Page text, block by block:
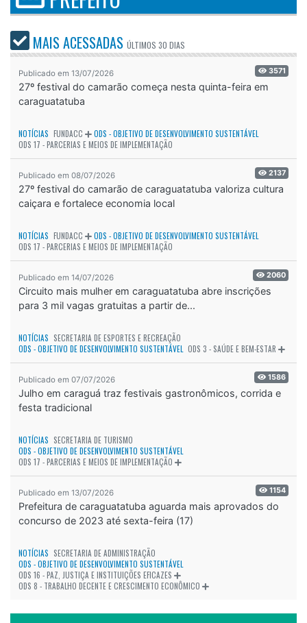
MAIS ACESSADAS ÚLTIMOS 30 DIAS
Publicado em 13/07/2026 3571
27º festival do camarão começa nesta quinta-feira em
caraguatatuba
NOTÍCIAS FUNDACC
ODS - OBJETIVO DE DESENVOLVIMENTO SUSTENTÁVEL
ODS 17 - PARCERIAS E MEIOS DE IMPLEMENTAÇÃO
Publicado em 08/07/2026 2137
27º festival do camarão de caraguatatuba valoriza cultura
caiçara e fortalece economia local
NOTÍCIAS FUNDACC
ODS - OBJETIVO DE DESENVOLVIMENTO SUSTENTÁVEL
ODS 17 - PARCERIAS E MEIOS DE IMPLEMENTAÇÃO
Publicado em 14/07/2026 2060
Circuito mais mulher em caraguatatuba abre inscrições
para 3 mil vagas gratuitas a partir de...
NOTÍCIAS SECRETARIA DE ESPORTES E RECREAÇÃO
ODS - OBJETIVO DE DESENVOLVIMENTO SUSTENTÁVEL ODS 3 - SAÚDE E BEM-ESTAR
Publicado em 07/07/2026 1586
Julho em caraguá traz festivais gastronômicos, corrida e
festa tradicional
NOTÍCIAS SECRETARIA DE TURISMO
ODS - OBJETIVO DE DESENVOLVIMENTO SUSTENTÁVEL
ODS 17 - PARCERIAS E MEIOS DE IMPLEMENTAÇÃO
Publicado em 13/07/2026 1154
Prefeitura de caraguatatuba aguarda mais aprovados do
concurso de 2023 até sexta-feira (17)
NOTÍCIAS SECRETARIA DE ADMINISTRAÇÃO
ODS - OBJETIVO DE DESENVOLVIMENTO SUSTENTÁVEL
ODS 16 - PAZ, JUSTIÇA E INSTITUIÇÕES EFICAZES
ODS 8 - TRABALHO DECENTE E CRESCIMENTO ECONÔMICO